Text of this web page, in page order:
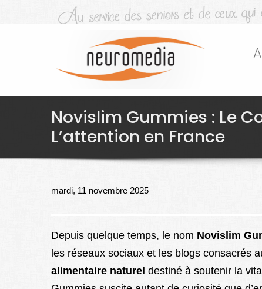
Novislim Gummies : Le
L’attention en France
mardi, 11 novembre 2025
Depuis quelque temps, le nom Novislim
les réseaux sociaux et les blogs consacrés
alimentaire naturel destiné à soutenir la